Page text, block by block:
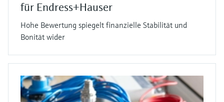
für Endress+Hauser
Hohe Bewertung spiegelt finanzielle Stabilität und
Bonität wider